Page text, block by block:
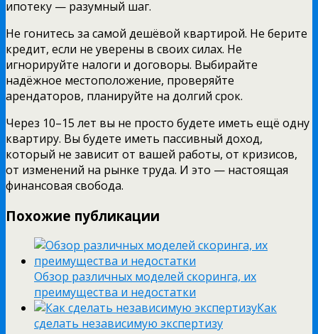
ипотеку — разумный шаг.
Не гонитесь за самой дешёвой квартирой. Не берите
кредит, если не уверены в своих силах. Не
игнорируйте налоги и договоры. Выбирайте
надёжное местоположение, проверяйте
арендаторов, планируйте на долгий срок.
Через 10–15 лет вы не просто будете иметь ещё одну
квартиру. Вы будете иметь пассивный доход,
который не зависит от вашей работы, от кризисов,
от изменений на рынке труда. И это — настоящая
финансовая свобода.
Похожие публикации
Обзор различных моделей скоринга, их
преимущества и недостатки
Как
сделать независимую экспертизу